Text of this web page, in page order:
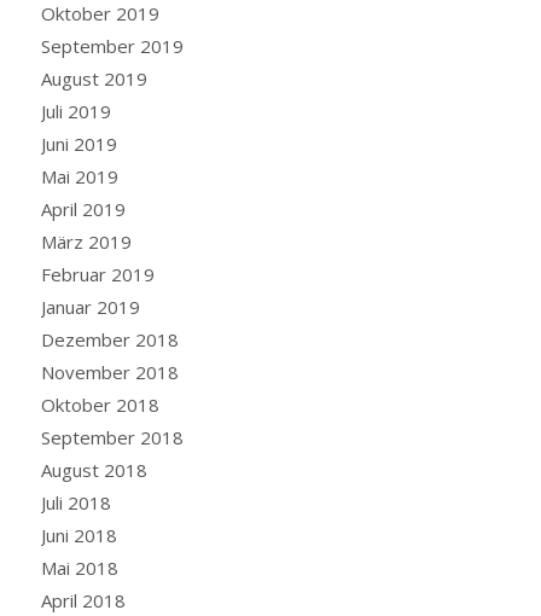
Oktober 2019
September 2019
August 2019
Juli 2019
Juni 2019
Mai 2019
April 2019
März 2019
Februar 2019
Januar 2019
Dezember 2018
November 2018
Oktober 2018
September 2018
August 2018
Juli 2018
Juni 2018
Mai 2018
April 2018